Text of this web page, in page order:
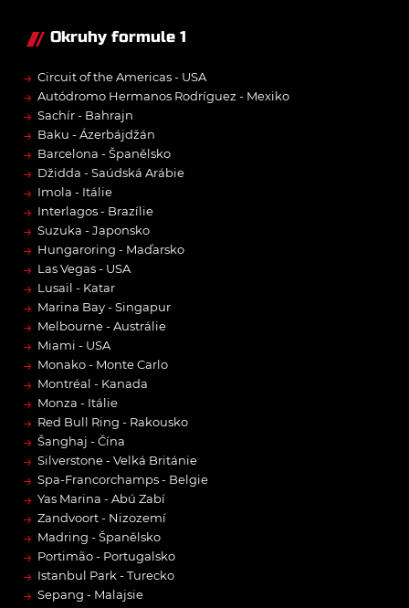
Okruhy formule 1
→ Circuit of the Americas - USA
→ Autódromo Hermanos Rodríguez - Mexiko
→ Sachír - Bahrajn
→ Baku - Ázerbájdžán
→ Barcelona - Španělsko
→ Džidda - Saúdská Arábie
→ Imola - Itálie
→ Interlagos - Brazílie
→ Suzuka - Japonsko
→ Hungaroring - Maďarsko
→ Las Vegas - USA
→ Lusail - Katar
→ Marina Bay - Singapur
→ Melbourne - Austrálie
→ Miami - USA
→ Monako - Monte Carlo
→ Montréal - Kanada
→ Monza - Itálie
→ Red Bull Ring - Rakousko
→ Šanghaj - Čína
→ Silverstone - Velká Británie
→ Spa-Francorchamps - Belgie
→ Yas Marina - Abú Zabí
→ Zandvoort - Nizozemí
→ Madring - Španělsko
→ Portimão - Portugalsko
→ Istanbul Park - Turecko
→ Sepang - Malajsie